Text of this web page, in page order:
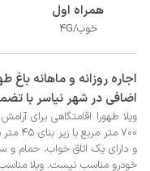
همراه اول
خوب/4G
اضافی در شهر نیاسر با